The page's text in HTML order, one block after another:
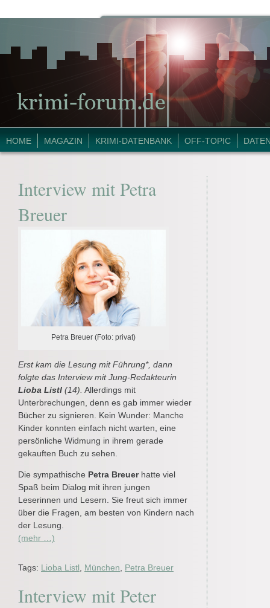
HOME MAGAZIN KRIMI-DATENBANK OFF-TOPIC
Interview mit Petra
Breuer
Petra Breuer (Foto: privat)
Erst kam die Lesung mit Führung*, dann
folgte das Interview mitJung-Redakteurin
Lioba Listl (14). Allerdings mit
Unterbrechungen, denn es gab immer wieder
Bücher zu signieren. Kein Wunder: Manche
Kinder konnten einfach nicht warten, eine
persönliche Widmung in ihrem gerade
gekauften Buch zu sehen.
Die sympathische Petra Breuerhatte viel
Spaß beim Dialog mit ihren jungen
Leserinnen und Lesern. Sie freut sich immer
über die Fragen, am besten von Kindern nach
der Lesung.
(mehr …)
Tags: Lioba Listl München Petra Breuer
Interview mit Peter